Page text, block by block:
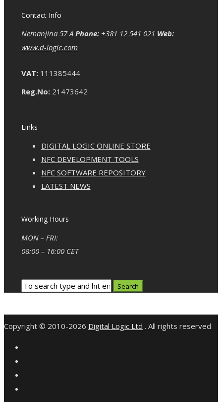
Contact Info
Nemanjina 57 A Phone:+381 12 541 021 Web:
www.d-logic.com
VAT:111385444
Reg.No:21473642
Links
DIGITAL LOGIC ONLINE STORE
NFC DEVELOPMENT TOOLS
NFC SOFTWARE REPOSITORY
LATEST NEWS
Working Hours
MON – FRI:
08:00 – 16:00 CET
Copyright © 2010-2026 Digital Logic Ltd . All rights reserved